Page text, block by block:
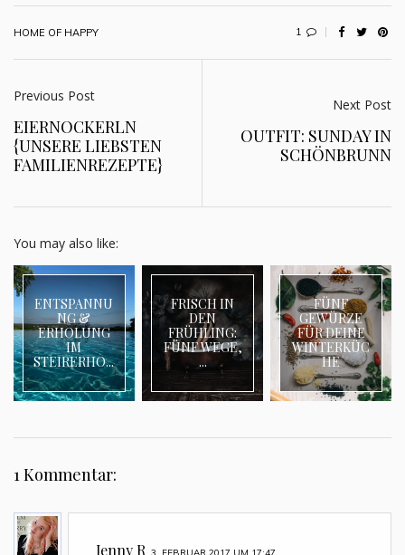
HOME OF HAPPY 1
Previous Post
EIERNOCKERLN
{UNSERE LIEBSTEN
FAMILIENREZEPTE}
Next Post
OUTFIT: SUNDAY IN
SCHÖNBRUNN
You may also like:
ENTSPANNU
NG &
ERHOLUNG
IM
STEIRERHO...
FRISCH IN
DEN
FRÜHLING:
FÜNF WEGE,
...
FÜNF
GEWÜRZE
FÜR DEINE
WINTERKÜC
HE
1 Kommentar:
Jenny R